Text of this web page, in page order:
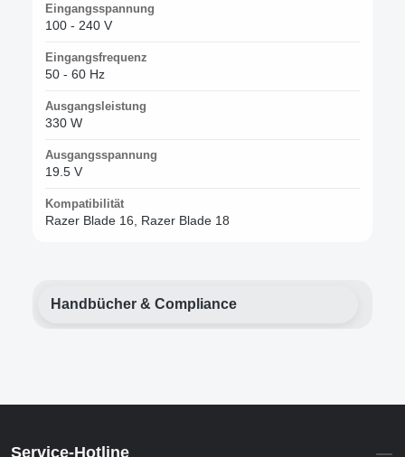
Eingangsspannung
100 - 240 V
Eingangsfrequenz
50 - 60 Hz
Ausgangsleistung
330 W
Ausgangsspannung
19.5 V
Kompatibilität
Razer Blade 16, Razer Blade 18
Handbücher & Compliance
Service-Hotline